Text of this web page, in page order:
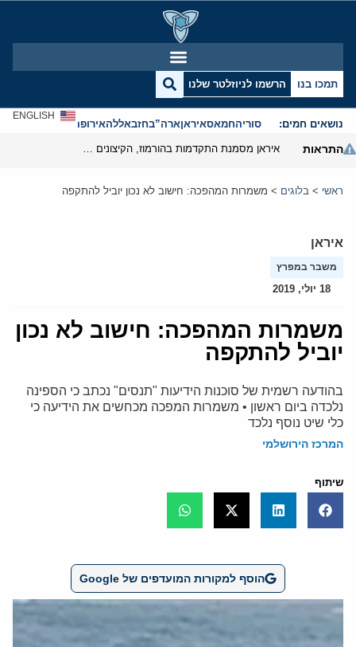
תמכו בנו הרשמו לניוזלטר שלנו
נושאים חמים: סוריהחמאסאיראןארה”בחזבאללהאירופהאנטישמיות
ENGLISH
התראות
ראשי > בלוגים > משמרות המהפכה: חישוב לא נכון יוביל להתקפה
איראן
משבר במפרץ
18 יולי, 2019
משמרות המהפכה: חישוב לא נכון
יוביל להתקפה
בהודעה רשמית של סוכנות הידיעות "תנסים" נכתב כי הספינה
נלכדה ביום ראשון • משמרות המפכה מכחשים את הידיעה כי
כלי שיט נוסף נלכד
המרכז הירושלמי
שיתוף
הוסף למקורות המועדפים של Google